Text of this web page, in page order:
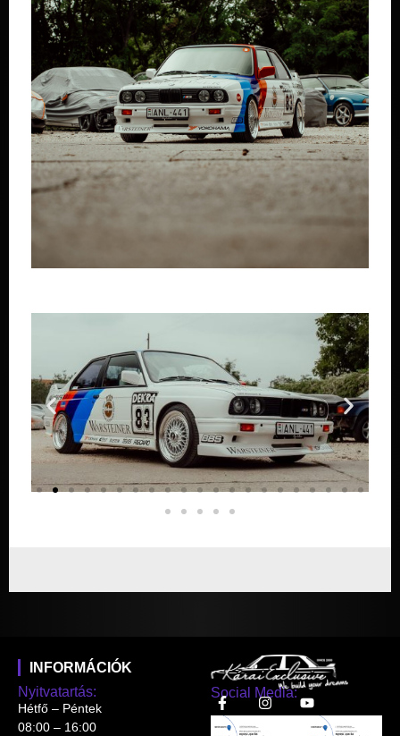
Social Media:
INFORMÁCIÓK
Nyitvatartás:
Hétfő – Péntek
08:00 – 16:00